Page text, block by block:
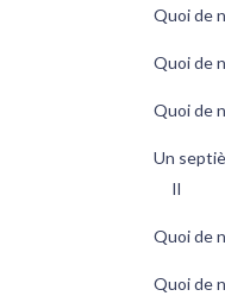
Quoi de
Quoi de
Quoi de
Un
Il
Quoi de
Quoi de